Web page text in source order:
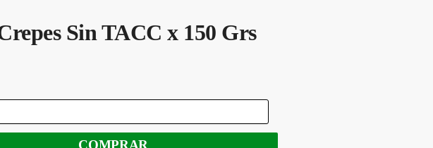
Sin TACC x 150 Grs
COMPRAR